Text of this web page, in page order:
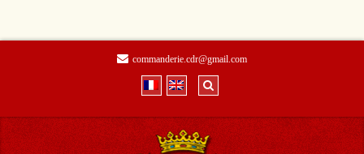
commanderie.cdr@gmail.com